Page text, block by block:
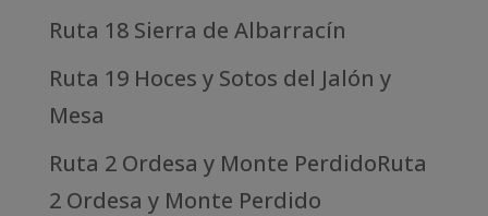
Ruta 18 Sierra de Albarracín
Ruta 19 Hoces y Sotos del Jalón y
Mesa
Ruta 2 Ordesa y Monte PerdidoRuta
2 Ordesa y Monte Perdido